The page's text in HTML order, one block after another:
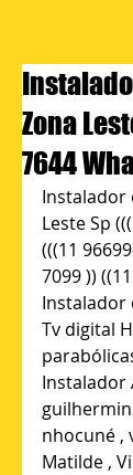
Zona
7644
Instalador
Leste Sp
(((11
7099 ))
Instalador
Tv digital
Instalador
nhocuné ,
Matilde ,